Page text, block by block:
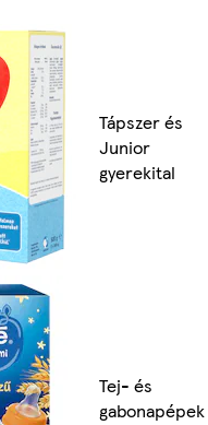
Tápszer és
Junior
gyerekital
Tej- és
gabonapépek